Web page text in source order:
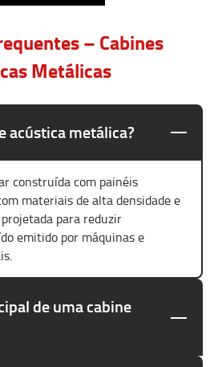
– Cabines
Metálicas
acústica metálica?
construída com painéis
materiais de alta densidade e
para reduzir
emitido por máquinas e
de uma cabine